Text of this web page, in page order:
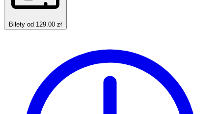
Bilety od 129.00 zł